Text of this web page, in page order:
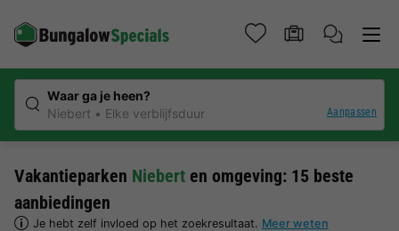
Waar ga je heen?
Niebert
Elke verblijfsduur Aanpassen
Vakantieparken Niebert en omgeving: 15 beste
aanbiedingen
Je hebt zelf invloed op het zoekresultaat. Meer weten